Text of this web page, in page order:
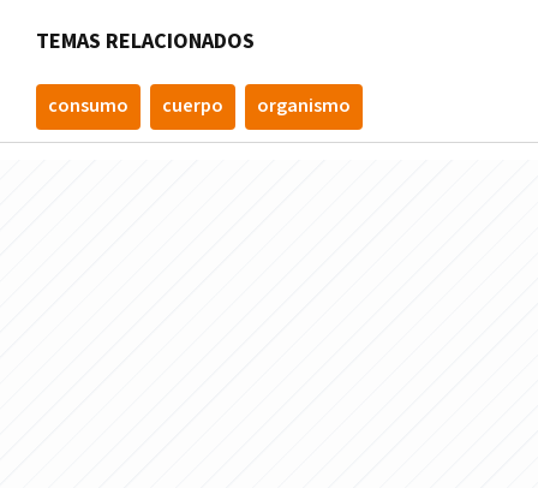
TEMAS RELACIONADOS
consumo cuerpo organismo